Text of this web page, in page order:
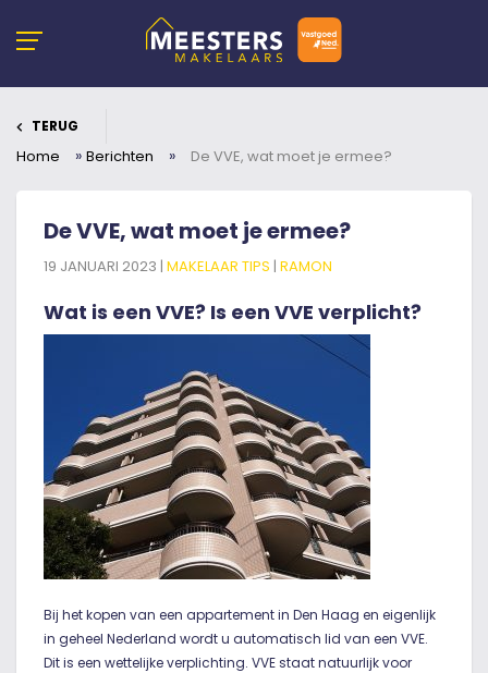
TERUG
Home » Berichten » De VVE, wat moet je ermee?
De VVE, wat moet je ermee?
19 JANUARI 2023 | MAKELAAR TIPS | RAMON
Wat is een VVE? Is een VVE verplicht?
Bij het kopen van een appartement in Den Haag en eigenlijk
in geheel Nederland wordt u automatisch lid van een VVE.
Dit is een wettelijke verplichting. VVE staat natuurlijk voor